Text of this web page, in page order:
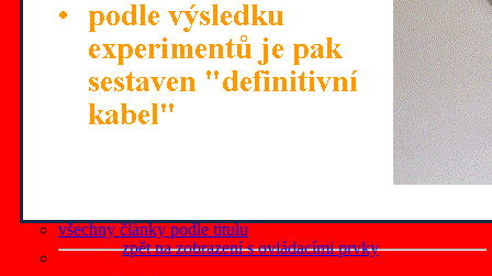
články z roku 2018
články z roku 2017
články z roku 2016
články z roku 2015
články z roku 2014
články z roku 2013
všechny články podle titulu
zpět na zobrazení s ovládacími prvky